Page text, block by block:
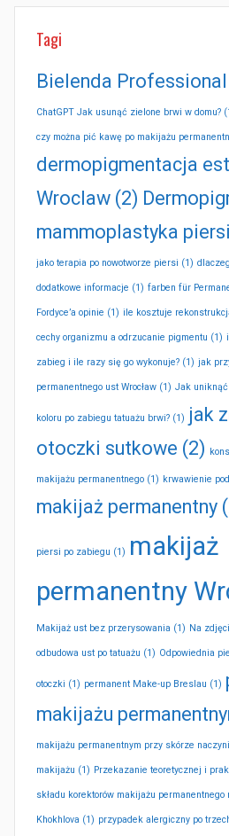
Tagi
Bielenda Professional
ChatGPT Jak usunąć zielone brwi w domu?
czy można pić kawę po makijażu
dermopigmentacja
Wroclaw (2)
mammoplastyka piersi
jako terapia po nowotworze piersi (1)
dodatkowe informacje (1) farben für
Fordyce’a opinie (1) ile kosztuje
cechy organizmu a odrzucanie pigmentu (1)
zabieg i ile razy się go wykonuje? (1) jak
permanentnego ust Wrocław (1) Jak
koloru po zabiegu tatuażu brwi? (1) jak
otoczki sutkowe (2)
makijażu permanentnego (1) krwawienie
makijaż permanentny
piersi po zabiegu (1) makijaż
permanentny
Makijaż ust bez przerysowania (1) Na
odbudowa ust po tatuażu (1) Odpowiednia
otoczki (1) permanent Make-up Breslau (1)
makijażu
makijażu permanentnym przy skórze
makijażu (1) Przekazanie teoretycznej i
składu korektorów makijażu permanentnego
Khokhlova (1) przypadek alergiczny po